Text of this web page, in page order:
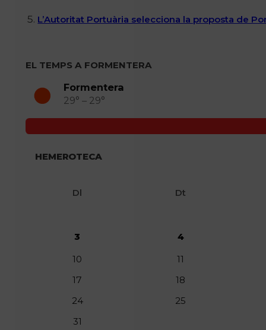
L’Autoritat Portuària selecciona la proposta de
EL TEMPS A FORMENTERA
Formentera
29° – 29°
HEMEROTECA
Dl Dt
3
4
10
11
17
18
24
25
31